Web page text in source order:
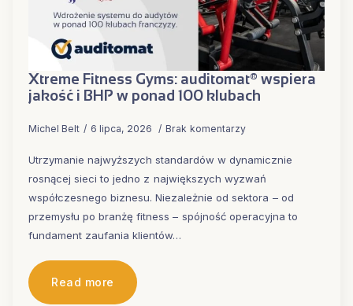
Xtreme Fitness Gyms: auditomat® wspiera
jakość i BHP w ponad 100 klubach
Michel Belt 6 lipca, 2026 Brak komentarzy
Utrzymanie najwyższych standardów w dynamicznie
rosnącej sieci to jedno z największych wyzwań
współczesnego biznesu. Niezależnie od sektora – od
przemysłu po branżę fitness – spójność operacyjna to
fundament zaufania klientów…
Read more